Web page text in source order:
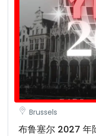
Brussels
布鲁塞尔 2027 年